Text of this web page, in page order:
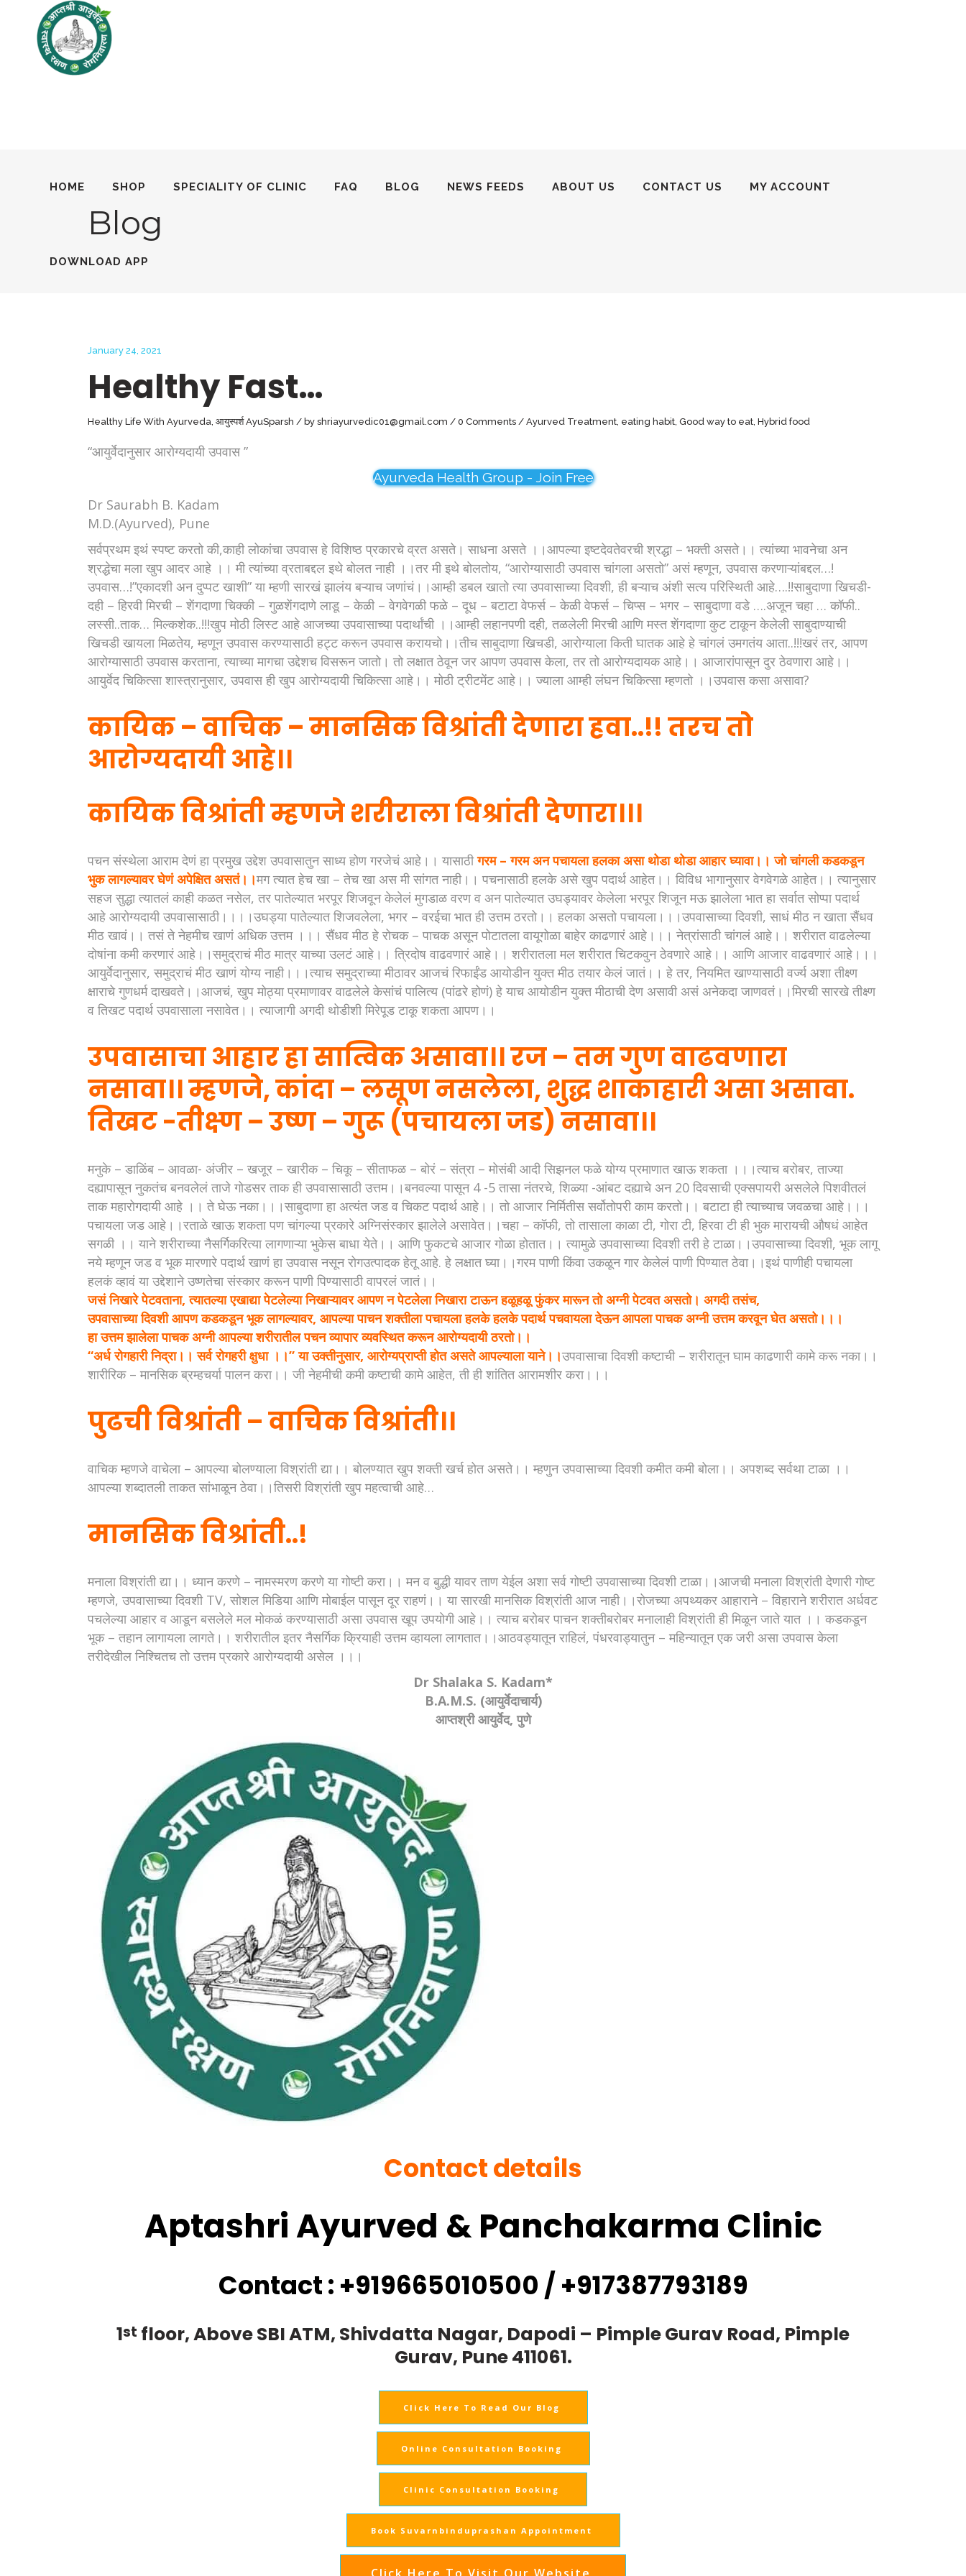
HOME SHOP SPECIALITY OF CLINIC FAQ BLOG NEWS FEEDS ABOUT US CONTACT US MY ACCOUNT
DOWNLOAD APP
Blog
January 24, 2021
Healthy Fast…
Healthy Life With Ayurveda, आयुस्पर्श AyuSparsh by shriayurvedic01@gmail.com 0 Comments Ayurved Treatment, eating habit, Good way to eat, Hybrid food
“आयुर्वेदानुसार आरोग्यदायी उपवास ”
Ayurveda Health Group - Join Free
Dr Saurabh B. Kadam
M.D.(Ayurved), Pune
सर्वप्रथम इथं स्पष्ट करतो की,काही लोकांचा उपवास हे विशिष्ठ प्रकारचे व्रत असते। साधना असते ।।आपल्या इष्टदेवतेवरची श्रद्धा – भक्ती असते।। त्यांच्या भावनेचा अन
श्रद्धेचा मला खुप आदर आहे ।। मी त्यांच्या व्रताबद्दल इथे बोलत नाही ।।तर मी इथे बोलतोय, “आरोग्यासाठी उपवास चांगला असतो” असं म्हणून, उपवास करणाऱ्यांबद्दल…!
उपवास…!”एकादशी अन दुप्पट खाशी” या म्हणी सारखं झालंय बऱ्याच जणांचं।।आम्ही डबल खातो त्या उपवासाच्या दिवशी, ही बऱ्याच अंशी सत्य परिस्थिती आहे….!!साबुदाणा खिचडी-
दही – हिरवी मिरची – शेंगदाणा चिक्की – गुळशेंगदाणे लाडू – केळी – वेगवेगळी फळे – दूध – बटाटा वेफर्स – केळी वेफर्स – चिप्स – भगर – साबुदाणा वडे ….अजून चहा … कॉफी..
लस्सी..ताक… मिल्कशेक..!!!खुप मोठी लिस्ट आहे आजच्या उपवासाच्या पदार्थांची ।।आम्ही लहानपणी दही, तळलेली मिरची आणि मस्त शेंगदाणा कुट टाकून केलेली साबुदाण्याची
खिचडी खायला मिळतेय, म्हणून उपवास करण्यासाठी हट्ट करून उपवास करायचो।।तीच साबुदाणा खिचडी, आरोग्याला किती घातक आहे हे चांगलं उमगतंय आता..!!!खरं तर, आपण
आरोग्यासाठी उपवास करताना, त्याच्या मागचा उद्देशच विसरून जातो। तो लक्षात ठेवून जर आपण उपवास केला, तर तो आरोग्यदायक आहे।। आजारांपासून दुर ठेवणारा आहे।।
आयुर्वेद चिकित्सा शास्त्रानुसार, उपवास ही खुप आरोग्यदायी चिकित्सा आहे।। मोठी ट्रीटमेंट आहे।। ज्याला आम्ही लंघन चिकित्सा म्हणतो ।।उपवास कसा असावा?
कायिक – वाचिक – मानसिक विश्रांती देणारा हवा..!! तरच तो
आरोग्यदायी आहे।।
कायिक विश्रांती म्हणजे शरीराला विश्रांती देणारा।।।
पचन संस्थेला आराम देणं हा प्रमुख उद्देश उपवासातुन साध्य होण गरजेचं आहे।। यासाठीगरम – गरम अन पचायला हलका असा थोडा थोडा आहार घ्यावा।। जो चांगली कडकडून
भुक लागल्यावर घेणं अपेक्षित असतं।।मग त्यात हेच खा – तेच खा अस मी सांगत नाही।। पचनासाठी हलके असे खुप पदार्थ आहेत।। विविध भागानुसार वेगवेगळे आहेत।। त्यानुसार
सहज सुद्धा त्यातलं काही कळत नसेल, तर पातेल्यात भरपूर शिजवून केलेलं मुगडाळ वरण व अन पातेल्यात उघड्यावर केलेला भरपूर शिजून मऊ झालेला भात हा सर्वात सोप्पा पदार्थ
आहे आरोग्यदायी उपवासासाठी।।।।उघड्या पातेल्यात शिजवलेला, भगर – वरईचा भात ही उत्तम ठरतो।। हलका असतो पचायला।।।उपवासाच्या दिवशी, साधं मीठ न खाता सैंधव
मीठ खावं।। तसं ते नेहमीच खाणं अधिक उत्तम ।।। सैंधव मीठ हे रोचक – पाचक असून पोटातला वायूगोळा बाहेर काढणारं आहे।।। नेत्रांसाठी चांगलं आहे।। शरीरात वाढलेल्या
दोषांना कमी करणारं आहे।।समुद्राचं मीठ मात्र याच्या उलटं आहे।। त्रिदोष वाढवणारं आहे।। शरीरातला मल शरीरात चिटकवुन ठेवणारे आहे।। आणि आजार वाढवणारं आहे।।।
आयुर्वेदानुसार, समुद्राचं मीठ खाणं योग्य नाही।।।त्याच समुद्राच्या मीठावर आजचं रिफाईंड आयोडीन युक्त मीठ तयार केलं जातं।। हे तर, नियमित खाण्यासाठी वर्ज्य अशा तीक्ष्ण
क्षाराचे गुणधर्म दाखवते।।आजचं, खुप मोठ्या प्रमाणावर वाढलेले केसांचं पालित्य (पांढरे होणं) हे याच आयोडीन युक्त मीठाची देण असावी असं अनेकदा जाणवतं।।मिरची सारखे तीक्ष्ण
व तिखट पदार्थ उपवासाला नसावेत।। त्याजागी अगदी थोडीशी मिरेपूड टाकू शकता आपण।।
उपवासाचा आहार हा सात्विक असावा।। रज – तम गुण वाढवणारा
नसावा।। म्हणजे, कांदा – लसूण नसलेला, शुद्ध शाकाहारी असा असावा.
तिखट -तीक्ष्ण – उष्ण – गुरू (पचायला जड) नसावा।।
मनुके – डाळिंब – आवळा- अंजीर – खजूर – खारीक – चिकू – सीताफळ – बोरं – संत्रा – मोसंबी आदी सिझनल फळे योग्य प्रमाणात खाऊ शकता ।।।त्याच बरोबर, ताज्या
दह्यापासून नुकतंच बनवलेलं ताजे गोडसर ताक ही उपवासासाठी उत्तम।।बनवल्या पासून 4 -5 तासा नंतरचे, शिळ्या -आंबट दह्याचे अन 20 दिवसाची एक्सपायरी असलेले पिशवीतलं
ताक महारोगदायी आहे ।। ते घेऊ नका।।।साबुदाणा हा अत्यंत जड व चिकट पदार्थ आहे।। तो आजार निर्मितीस सर्वोतोपरी काम करतो।। बटाटा ही त्याच्याच जवळचा आहे।।।
पचायला जड आहे।।रताळे खाऊ शकता पण चांगल्या प्रकारे अग्निसंस्कार झालेले असावेत।।चहा – कॉफी, तो तासाला काळा टी, गोरा टी, हिरवा टी ही भुक मारायची औषधं आहेत
सगळी ।। याने शरीराच्या नैसर्गिकरित्या लागणाऱ्या भुकेस बाधा येते।। आणि फुकटचे आजार गोळा होतात।। त्यामुळे उपवासाच्या दिवशी तरी हे टाळा।।उपवासाच्या दिवशी, भूक लागू
नये म्हणून जड व भूक मारणारे पदार्थ खाणं हा उपवास नसून रोगउत्पादक हेतू आहे. हे लक्षात घ्या।।गरम पाणी किंवा उकळून गार केलेलं पाणी पिण्यात ठेवा।।इथं पाणीही पचायला
हलकं व्हावं या उद्देशाने उष्णतेचा संस्कार करून पाणी पिण्यासाठी वापरलं जातं।।
जसं निखारे पेटवताना, त्यातल्या एखाद्या पेटलेल्या निखाऱ्यावर आपण न पेटलेला निखारा टाऊन हळूहळू फुंकर मारून तो अग्नी पेटवत असतो। अगदी तसंच,
उपवासाच्या दिवशी आपण कडकडून भूक लागल्यावर, आपल्या पाचन शक्तीला पचायला हलके हलके पदार्थ पचवायला देऊन आपला पाचक अग्नी उत्तम करवून घेत असतो।।।
हा उत्तम झालेला पाचक अग्नी आपल्या शरीरातील पचन व्यापार व्यवस्थित करून आरोग्यदायी ठरतो।।
“अर्ध रोगहारी निद्रा।। सर्व रोगहरी क्षुधा ।।” या उक्तीनुसार, आरोग्यप्राप्ती होत असते आपल्याला याने।।उपवासाचा दिवशी कष्टाची – शरीरातून घाम काढणारी कामे करू नका।।
शारीरिक – मानसिक ब्रम्हचर्या पालन करा।। जी नेहमीची कमी कष्टाची कामे आहेत, ती ही शांतित आरामशीर करा।।।
पुढची विश्रांती – वाचिक विश्रांती।।
वाचिक म्हणजे वाचेला – आपल्या बोलण्याला विश्रांती द्या।। बोलण्यात खुप शक्ती खर्च होत असते।। म्हणुन उपवासाच्या दिवशी कमीत कमी बोला।। अपशब्द सर्वथा टाळा ।।
आपल्या शब्दातली ताकत सांभाळून ठेवा।।तिसरी विश्रांती खुप महत्वाची आहे…
मानसिक विश्रांती..!
मनाला विश्रांती द्या।। ध्यान करणे – नामस्मरण करणे या गोष्टी करा।। मन व बुद्धी यावर ताण येईल अशा सर्व गोष्टी उपवासाच्या दिवशी टाळा।।आजची मनाला विश्रांती देणारी गोष्ट
म्हणजे, उपवासाच्या दिवशी TV, सोशल मिडिया आणि मोबाईल पासून दूर राहणं।। या सारखी मानसिक विश्रांती आज नाही।।रोजच्या अपथ्यकर आहाराने – विहाराने शरीरात अर्धवट
पचलेल्या आहार व आडून बसलेले मल मोकळं करण्यासाठी असा उपवास खूप उपयोगी आहे।। त्याच बरोबर पाचन शक्तीबरोबर मनालाही विश्रांती ही मिळून जाते यात ।। कडकडून
भूक – तहान लागायला लागते।। शरीरातील इतर नैसर्गिक क्रियाही उत्तम व्हायला लागतात।।आठवड्यातून राहिलं, पंधरवाड्यातुन – महिन्यातून एक जरी असा उपवास केला
तरीदेखील निश्चितच तो उत्तम प्रकारे आरोग्यदायी असेल ।।।
Dr Shalaka S. Kadam*
B.A.M.S. (आयुर्वेदाचार्य)
आप्तश्री आयुर्वेद, पुणे
Contact details
Aptashri Ayurved & Panchakarma Clinic
Contact : +919665010500 / +917387793189
1st floor, Above SBI ATM, Shivdatta Nagar, Dapodi – Pimple Gurav Road, Pimple
Gurav, Pune 411061.
Click Here To Read Our Blog
Online Consultation Booking
Clinic Consultation Booking
Book Suvarnbinduprashan Appointment